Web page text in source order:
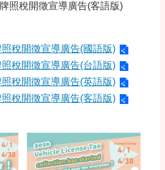
照稅開徵宣導廣告(客語版)
稅開徵宣導廣告(國語版)
稅開徵宣導廣告(台語版)
稅開徵宣導廣告(英語版)
稅開徵宣導廣告(客語版)